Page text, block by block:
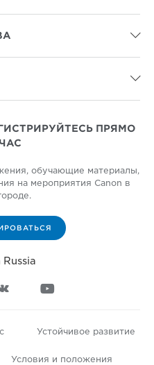


ПРЯМО
обучающие материалы,
на мероприятия Canon в
Russia

Устойчивое развитие
Условия и положения